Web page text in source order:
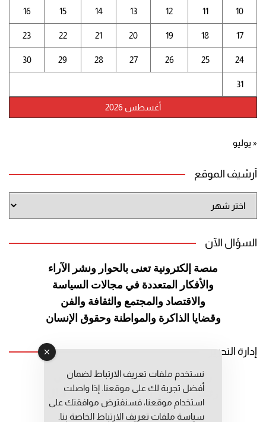
أغسطس 2026
10
11
12
13
14
15
16
17
18
19
20
21
22
23
24
25
26
27
28
29
30
31
« يوليو
أرشيف الموقع
الموقع
السؤال الآن
منصة إلكترونية تعنى بالحوار ونشر الآراء
والأفكار المتعددة في مجالات السياسة
والاقتصاد والمجتمع والثقافة والفن
وقضايا الذاكرة والمواطنة وحقوق الإنسان
إدارة التحرير
رئيس التحرير: عبد الرحيم التوراني
رئيس التحرير المساعد: المعطي قبال
مديرة التحرير: فاطمة حوحو
نستخدم ملفات تعريف الارتباط لضمان
أفضل تجربة لك على موقعنا. إذا واصلت
استخدام موقعنا، فسنفترض موافقتك على
سياسة ملفات تعريف الارتباط الخاصة بنا.